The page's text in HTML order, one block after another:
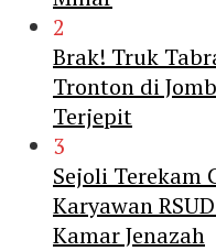
2
Brak! Truk
Tronton di
Terjepit
3
Sejoli Terekam
Karyawan
Kamar Jenazah